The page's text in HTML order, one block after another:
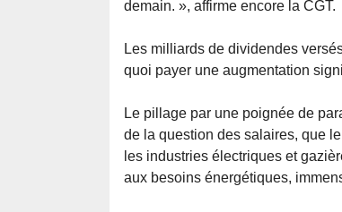
demain. », affirme encore la CGT.
Les milliards de dividendes
quoi payer une augmentation
Le pillage par une poignée de
de la question des salaires, que
les industries électriques et
aux besoins énergétiques,